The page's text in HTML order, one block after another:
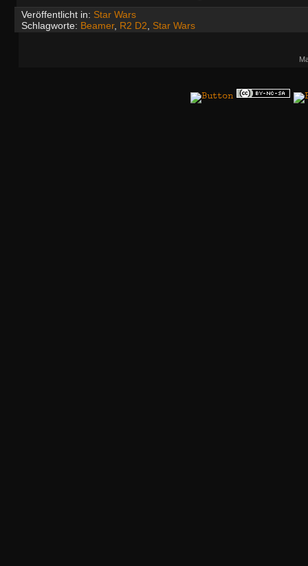
Veröffentlicht in: Star Wars
Schlagworte: Beamer, R2 D2 Star Wars